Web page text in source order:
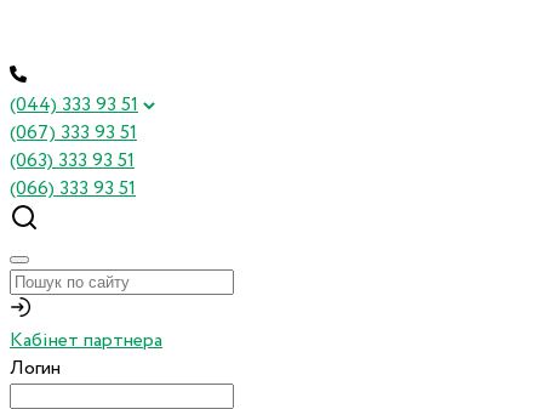
(044) 333 93 51
(067) 333 93 51
(063) 333 93 51
(066) 333 93 51
Кабінет партнера
Логин